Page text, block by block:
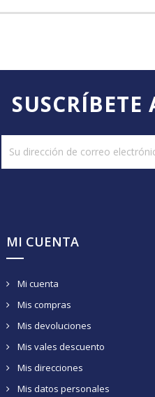
MI CUENTA
Mi cuenta
Mis compras
Mis devoluciones
Mis vales descuento
Mis direcciones
Mis datos personales